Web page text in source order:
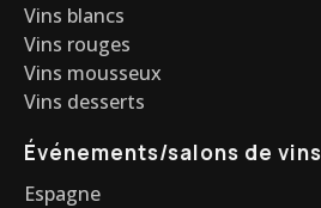
Vins blancs
Vins rouges
Vins mousseux
Vins desserts
Événements/salons de vins
Espagne